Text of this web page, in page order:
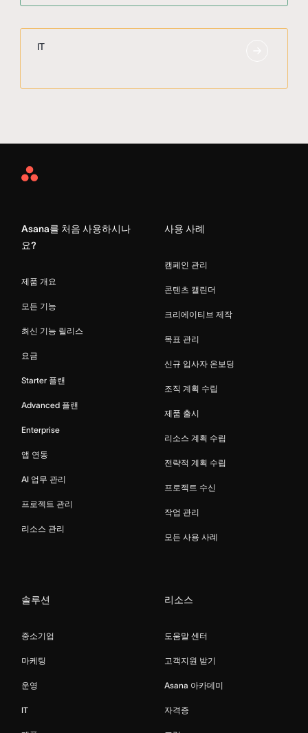
IT
Asana
Asana를 처음 사용하시나
요?
제품 개요
모든 기능
최신 기능 릴리스
요금
Starter 플랜
Advanced 플랜
Enterprise
앱 연동
AI 업무 관리
프로젝트 관리
리소스 관리
사용 사례
캠페인 관리
콘텐츠 캘린더
크리에이티브 제작
목표 관리
신규 입사자 온보딩
조직 계획 수립
제품 출시
리소스 계획 수립
전략적 계획 수립
프로젝트 수신
작업 관리
모든 사용 사례
솔루션
중소기업
마케팅
운영
IT
리소스
도움말 센터
고객지원 받기
Asana 아카데미
자격증